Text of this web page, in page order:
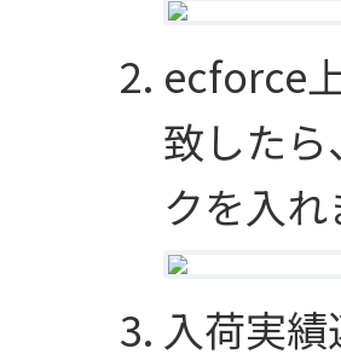
ecforce
致した
クを入れ
入荷実